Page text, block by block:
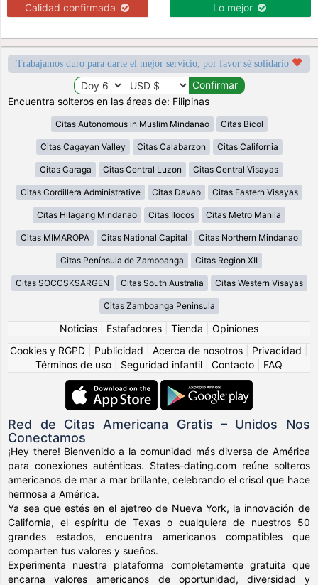
Calidad confirmada Lo mejor
Trabajamos duro para darte el mejor servicio, por favor sé solidario
Encuentra solteros en las áreas de: Filipinas
Citas Autonomous in Muslim Mindanao Citas Bicol
Citas Cagayan Valley Citas Calabarzon Citas California
Citas Caraga Citas Central Luzon Citas Central Visayas
Citas Cordillera Administrative Citas Davao Citas Eastern Visayas
Citas Hilagang Mindanao Citas Ilocos Citas Metro Manila
Citas MIMAROPA Citas National Capital Citas Northern Mindanao
Citas Península de Zamboanga Citas Region XII
Citas SOCCSKSARGEN Citas South Australia Citas Western Visayas
Citas Zamboanga Peninsula
Noticias Estafadores Tienda
Opiniones
Cookies y RGPD
Publicidad Acerca de nosotros Privacidad
Términos de uso
Seguridad infantil Contacto FAQ
Red de Citas Americana Gratis – Unidos Nos
Conectamos
¡Hey there! Bienvenido a la comunidad más diversa de América
para conexiones auténticas. States-dating.com reúne solteros
americanos de mar a mar brillante, celebrando el crisol que hace
hermosa a América.
Ya sea que estés en el ajetreo de Nueva York, la innovación de
California, el espíritu de Texas o cualquiera de nuestros 50
grandes estados, encuentra americanos compatibles que
comparten tus valores y sueños.
Experimenta nuestra plataforma completamente gratuita que
encarna valores americanos de oportunidad, diversidad y